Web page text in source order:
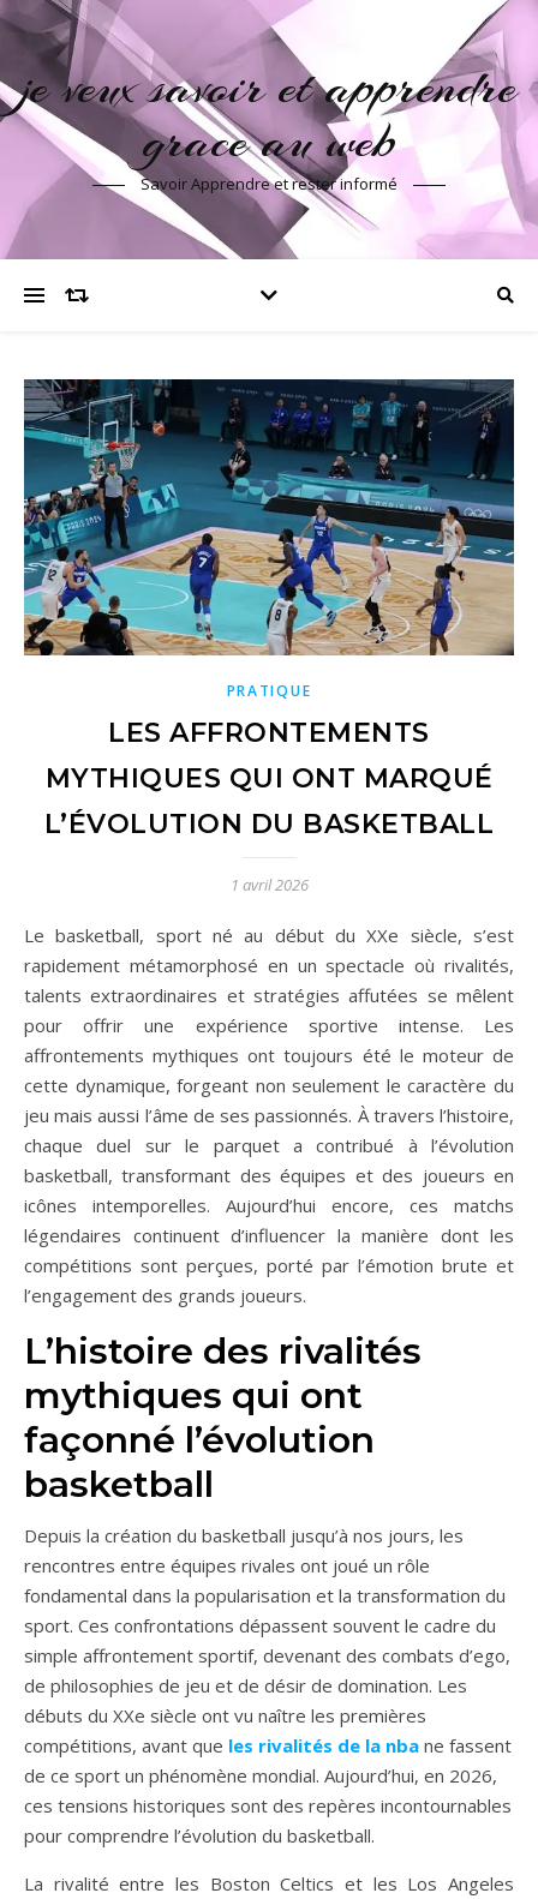
je veux savoir et apprendre
grace au web
Savoir Apprendre et rester informé
PRATIQUE
LES AFFRONTEMENTS
MYTHIQUES QUI ONT MARQUÉ
L’ÉVOLUTION DU BASKETBALL
1 avril 2026
Le basketball, sport né au début du XXe siècle, s’est
rapidement métamorphosé en un spectacle où rivalités,
talents extraordinaires et stratégies affutées se mêlent
pour offrir une expérience sportive intense. Les
affrontements mythiques ont toujours été le moteur de
cette dynamique, forgeant non seulement le caractère du
jeu mais aussi l’âme de ses passionnés. À travers l’histoire,
chaque duel sur le parquet a contribué à l’évolution
basketball, transformant des équipes et des joueurs en
icônes intemporelles. Aujourd’hui encore, ces matchs
légendaires continuent d’influencer la manière dont les
compétitions sont perçues, porté par l’émotion brute et
l’engagement des grands joueurs.
L’histoire des rivalités
mythiques qui ont
façonné l’évolution
basketball
Depuis la création du basketball jusqu’à nos jours, les
rencontres entre équipes rivales ont joué un rôle
fondamental dans la popularisation et la transformation du
sport. Ces confrontations dépassent souvent le cadre du
simple affrontement sportif, devenant des combats d’ego,
de philosophies de jeu et de désir de domination. Les
débuts du XXe siècle ont vu naître les premières
compétitions, avant que les rivalités de la nba ne fassent
de ce sport un phénomène mondial. Aujourd’hui, en 2026,
ces tensions historiques sont des repères incontournables
pour comprendre l’évolution du basketball.
La rivalité entre les Boston Celtics et les Los Angeles